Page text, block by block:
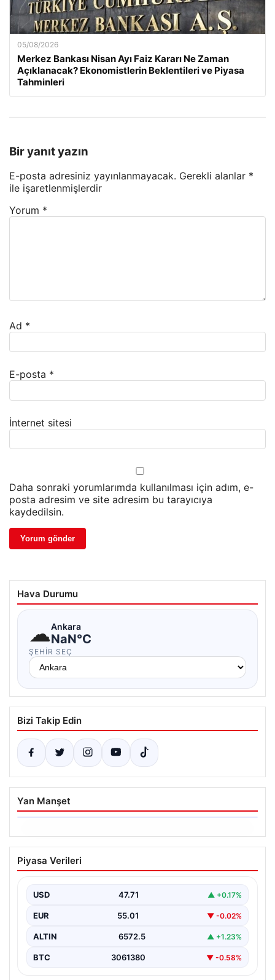
05/08/2026
Merkez Bankası Nisan Ayı Faiz Kararı Ne Zaman
Açıklanacak? Ekonomistlerin Beklentileri ve Piyasa
Tahminleri
Bir yanıt yazın
E-posta adresiniz yayınlanmayacak. Gerekli alanlar *
ile işaretlenmişlerdir
Yorum *
Ad *
E-posta *
İnternet sitesi
Daha sonraki yorumlarımda kullanılması için adım, e-
posta adresim ve site adresim bu tarayıcıya
kaydedilsin.
Hava Durumu
☁Ankara
NaN°C
ŞEHIR SEÇ
Bizi Takip Edin
Yan Manşet
06.08.2026
Hakkında icra takibi başlatan avukatı
katletmişti. İstenen ceza belli oldu
Yönelik Silahlı Saldırının Yargı Süreci Açıklandı”,
“content”:…
Piyasa Verileri
USD 47.71 ▲ +0.17%
EUR 55.01 ▼ -0.02%
ALTIN 6572.5 ▲ +1.23%
BTC 3061380 ▼ -0.58%